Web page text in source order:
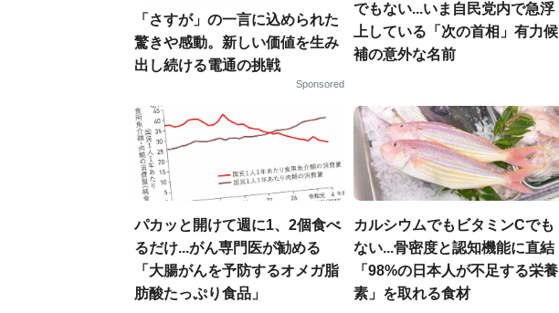
「さすが」の一言に込められた
驚きや感動。新しい価値を生み
出し続ける電通の挑戦
Sponsored
でもない...いま自民党内で急浮
上している「次の首相」有力候
補の意外な名前
パカッと開けて週に1、2個食べ
るだけ...がん専門医が勧める
「大腸がんを予防するオメガ脂
肪酸たっぷり食品」
カルシウムでもビタミンCでも
ない...骨密度と認知機能に直結
「98%の日本人が不足する栄養
素」を取れる食材